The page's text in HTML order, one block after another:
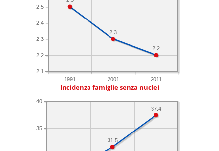
1991 2001 2011
2.1
2.2
2.3
2.4
2.5
2.2
2.3
Incidenza famiglie senza nuclei
35
40
37.4
31.5